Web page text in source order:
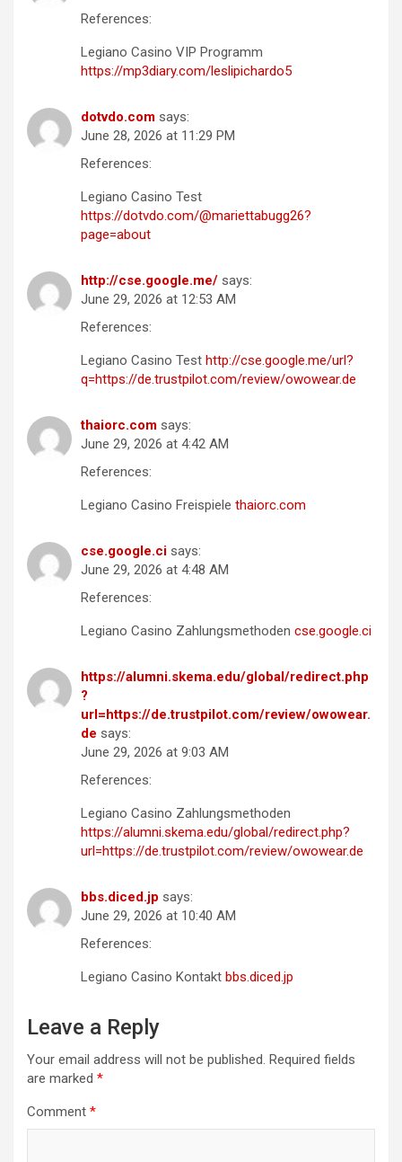
References:
Legiano Casino VIP Programm
https://mp3diary.com/leslipichardo5
dotvdo.com says:
June 28, 2026 at 11:29 PM
References:
Legiano Casino Test
https://dotvdo.com/@mariettabugg26?
page=about
http://cse.google.me/ says:
June 29, 2026 at 12:53 AM
References:
Legiano Casino Test http://cse.google.me/url?
q=https://de.trustpilot.com/review/owowear.de
thaiorc.com says:
June 29, 2026 at 4:42 AM
References:
Legiano Casino Freispiele thaiorc.com
cse.google.ci says:
June 29, 2026 at 4:48 AM
References:
Legiano Casino Zahlungsmethoden cse.google.ci
https://alumni.skema.edu/global/redirect.php
?
url=https://de.trustpilot.com/review/owowear.
de says:
June 29, 2026 at 9:03 AM
References:
Legiano Casino Zahlungsmethoden
https://alumni.skema.edu/global/redirect.php?
url=https://de.trustpilot.com/review/owowear.de
bbs.diced.jp says:
June 29, 2026 at 10:40 AM
References:
Legiano Casino Kontakt bbs.diced.jp
Leave a Reply
Your email address will not be published. Required fields
are marked *
Comment *